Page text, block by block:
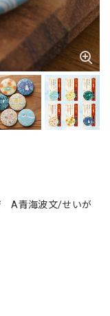
A青海波文/せいが